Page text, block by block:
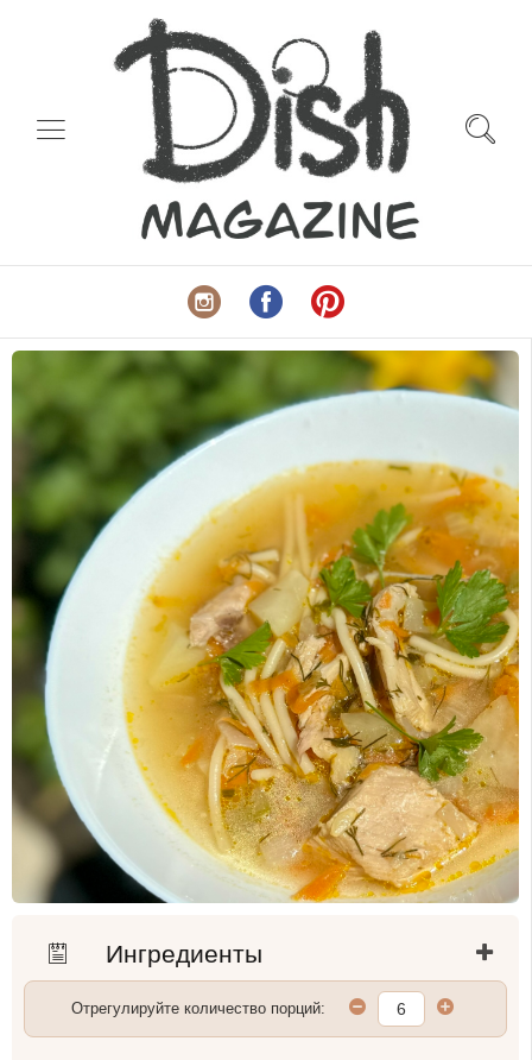
Ингредиенты
Отрегулируйте количество порций: